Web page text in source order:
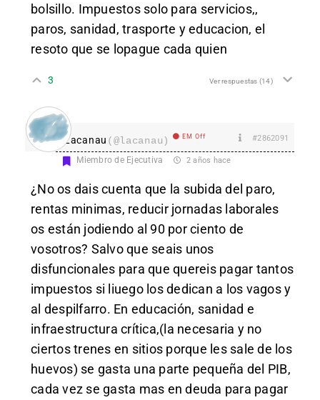
bolsillo. Impuestos solo para servicios,,
paros, sanidad, trasporte y educacion, el
resoto que se lopague cada quien
3 Ver respuestas (14)
Lacanau (@lacanau) EM Off #2862091
Miembro de Ejecutiva 2 años hace
¿No os dais cuenta que la subida del paro,
rentas minimas, reducir jornadas laborales
os están jodiendo al 90 por ciento de
vosotros? Salvo que seais unos
disfuncionales para que quereis pagar tantos
impuestos si liuego los dedican a los vagos y
al despilfarro. En educación, sanidad e
infraestructura crítica,(la necesaria y no
ciertos trenes en sitios porque les sale de los
huevos) se gasta una parte pequeña del PIB,
cada vez se gasta mas en deuda para pagar